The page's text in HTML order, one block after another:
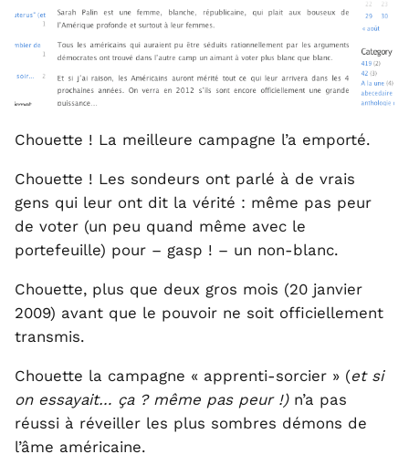
Chouette ! La meilleure campagne l’a emporté.
Chouette ! Les sondeurs ont parlé à de vrais
gens qui leur ont dit la vérité : même pas peur
de voter (un peu quand même avec le
portefeuille) pour – gasp ! – un non-blanc.
Chouette, plus que deux gros mois (20 janvier
2009) avant que le pouvoir ne soit officiellement
transmis.
Chouette la campagne « apprenti-sorcier » (et si
on essayait… ça ? même pas peur !)n’a pas
réussi à réveiller les plus sombres démons de
l’âme américaine.